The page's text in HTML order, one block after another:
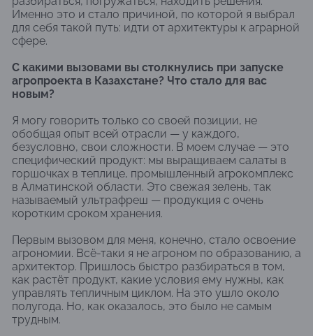
Именно это и стало причиной, по которой я выбрал
для себя такой путь: идти от архитектуры к аграрной
сфере.
С какими вызовами вы столкнулись при запуске
агропроекта в Казахстане? Что стало для вас
новым?
Я могу говорить только со своей позиции, не
обобщая опыт всей отрасли — у каждого,
безусловно, свои сложности. В моем случае — это
специфический продукт: мы выращиваем салаты в
горшочках в теплице, промышленный агрокомплекс
в Алматинской области. Это свежая зелень, так
называемый ультрафреш — продукция с очень
коротким сроком хранения.
Первым вызовом для меня, конечно, стало освоение
агрономии. Всё-таки я не агроном по образованию, а
архитектор. Пришлось быстро разбираться в том,
как растёт продукт, какие условия ему нужны, как
управлять тепличным циклом. На это ушло около
полугода. Но, как оказалось, это было не самым
трудным.